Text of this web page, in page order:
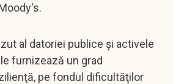
al datoriei publice şi activele
furnizează un grad
pe fondul dificultăţilor